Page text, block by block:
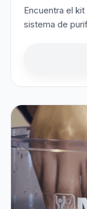
Encuentra el
sistema de